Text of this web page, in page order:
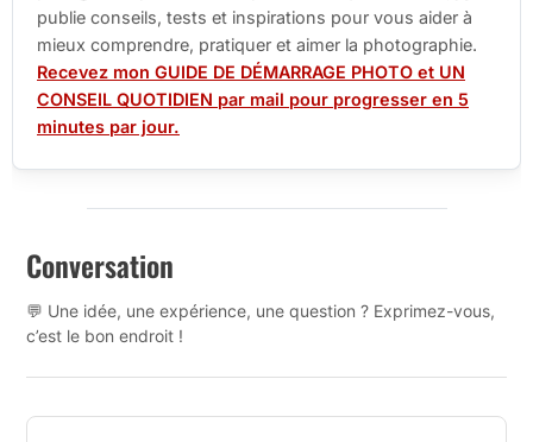
publie conseils, tests et inspirations pour vous aider à
mieux comprendre, pratiquer et aimer la photographie.
Recevez mon GUIDE DE DÉMARRAGE PHOTO et UN
CONSEIL QUOTIDIEN par mail pour progresser en 5
minutes par jour.
Conversation
💬 Une idée, une expérience, une question ? Exprimez-vous,
c’est le bon endroit !